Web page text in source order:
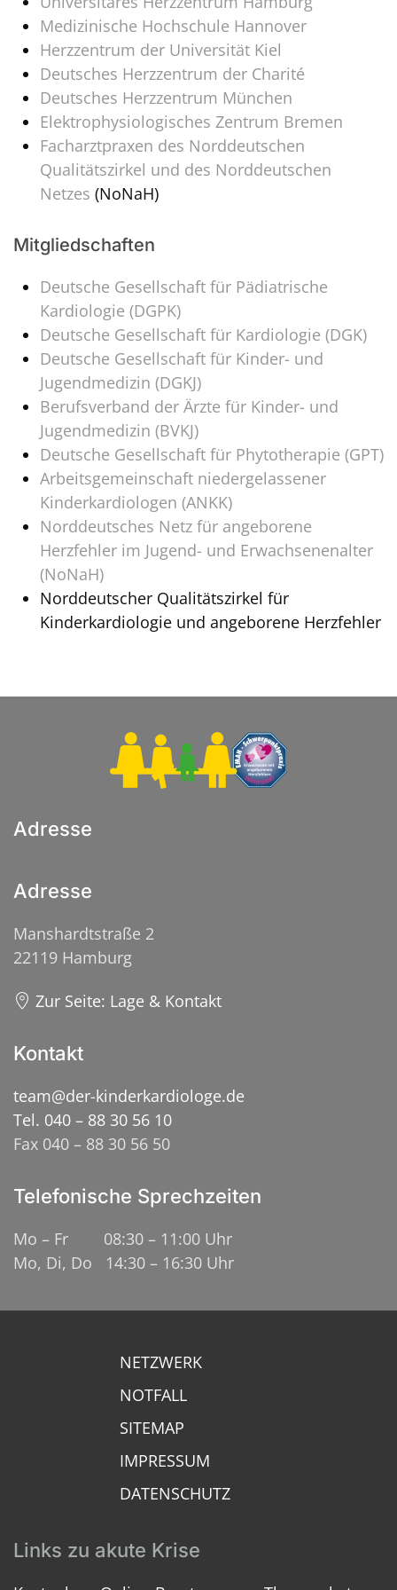
Medizinische Hochschule Hannover
Herzzentrum der Universität Kiel
Deutsches Herzzentrum der Charité
Deutsches Herzzentrum München
Elektrophysiologisches Zentrum Bremen
Facharztpraxen des Norddeutschen
Qualitätszirkel und des Norddeutschen
Netzes (NoNaH)
Mitgliedschaften
Deutsche Gesellschaft für Pädiatrische
Kardiologie (DGPK)
Deutsche Gesellschaft für Kardiologie (DGK)
Deutsche Gesellschaft für Kinder- und
Jugendmedizin (DGKJ)
Berufsverband der Ärzte für Kinder- und
Jugendmedizin (BVKJ)
Deutsche Gesellschaft für Phytotherapie (GPT)
Arbeitsgemeinschaft niedergelassener
Kinderkardiologen (ANKK)
Norddeutsches Netz für angeborene
Herzfehler im Jugend- und Erwachsenenalter
(NoNaH)
Norddeutscher Qualitätszirkel für
Kinderkardiologie und angeborene Herzfehler
Adresse
Adresse
Manshardtstraße 2
22119 Hamburg
Zur Seite: Lage & Kontakt
Kontakt
team@der-kinderkardiologe.de
Tel. 040 – 88 30 56 10
Fax 040 – 88 30 56 50
Telefonische Sprechzeiten
Mo – Fr 08:30 – 11:00 Uhr
Mo, Di, Do 14:30 – 16:30 Uhr
NETZWERK
NOTFALL
SITEMAP
IMPRESSUM
DATENSCHUTZ
Links zu akute Krise